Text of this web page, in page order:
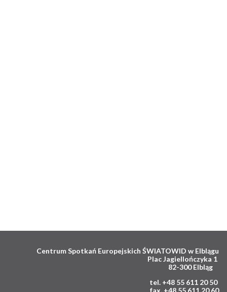
Centrum Spotkań Europejskich ŚWIATOWID w Elblągu
Plac Jagiellończyka 1
82-300 Elbląg
tel. +48 55 611 20 50
fax. +48 55 611 20 60